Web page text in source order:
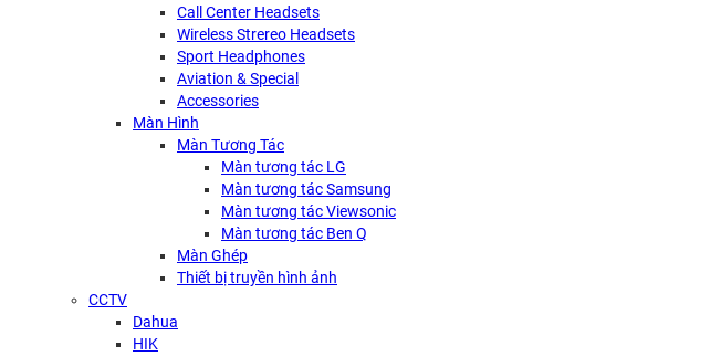
Call Center Headsets
Wireless Strereo Headsets
Sport Headphones
Aviation & Special
Accessories
Màn Hình
Màn Tương Tác
Màn tương tác LG
Màn tương tác Samsung
Màn tương tác Viewsonic
Màn tương tác Ben Q
Màn Ghép
Thiết bị truyền hình ảnh
CCTV
Dahua
HIK